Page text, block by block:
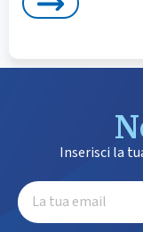
Inserisci la